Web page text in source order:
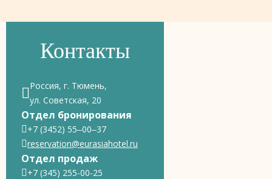
Контакты
Россия, г. Тюмень,
ул. Советская, 20
Отдел бронирования
+7 (3452) 55‒00‒37
reservation@eurasiahotel.ru
Отдел продаж
+7 (345) 255-00-25